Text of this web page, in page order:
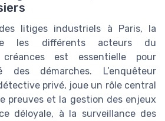
litiges industriels à Paris, la
les différents acteurs du
est essentielle pour
des démarches. L’enquêteur
privé, joue un rôle central
preuves et la gestion des enjeux
déloyale, à la surveillance des